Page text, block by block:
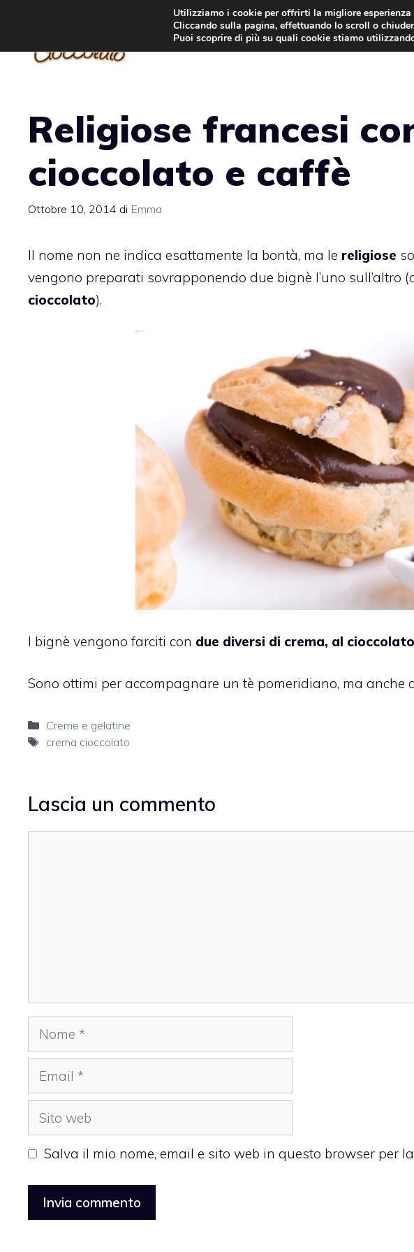
contenuto
Religiose francesi
cioccolato e caffè
Ottobre 10, 2014 di Emma
Il nome non ne indica esattamente la bontà, ma le religiose
vengono preparati sovrapponendo due bignè l’uno sull’altro
cioccolato).
I bignè vengono farciti con due diversi di crema, al
Sono ottimi per accompagnare un tè pomeridiano, ma anche
Categorie
Creme e gelatine
Tag
crema cioccolato
Lascia un commento
Nome
Email
Sito
web
Salva il mio nome, email e sito web in questo browser per
Utilizziamo i cookie per offrirti la migliore
Cliccando sulla pagina, effettuando lo scroll o
Puoi scoprire di più su quali cookie stiamo